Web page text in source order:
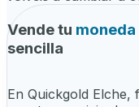
Vende tu
sencilla
En Quickgold Elche,